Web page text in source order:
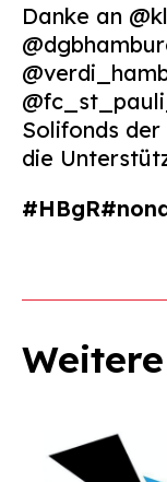
Danke an
Solifonds
die
#HBgR